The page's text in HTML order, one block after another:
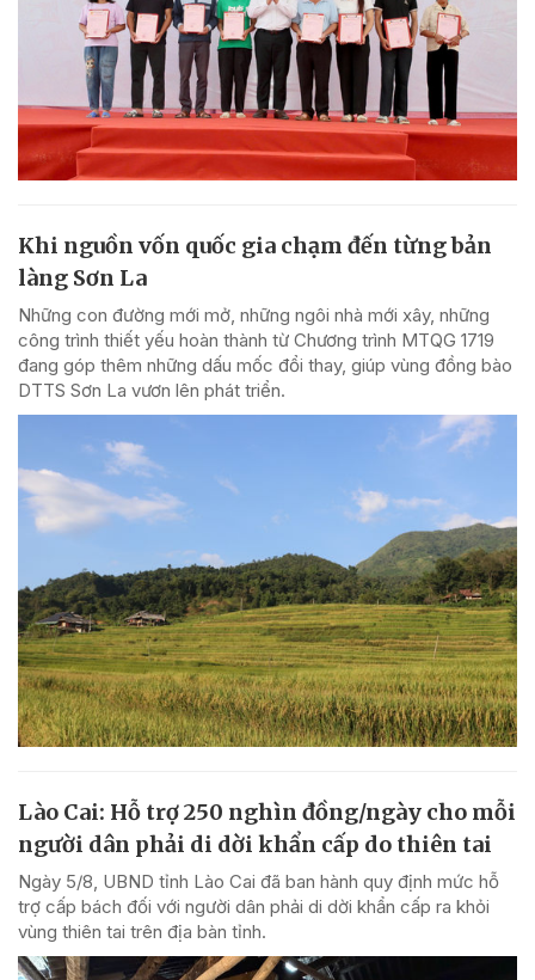
Khi nguồn vốn quốc gia chạm đến từng bản
làng Sơn La
Những con đường mới mở, những ngôi nhà mới xây, những
công trình thiết yếu hoàn thành từ Chương trình MTQG 1719
đang góp thêm những dấu mốc đổi thay, giúp vùng đồng bào
DTTS Sơn La vươn lên phát triển.
Lào Cai: Hỗ trợ 250 nghìn đồng/ngày cho mỗi
người dân phải di dời khẩn cấp do thiên tai
Ngày 5/8, UBND tỉnh Lào Cai đã ban hành quy định mức hỗ
trợ cấp bách đối với người dân phải di dời khẩn cấp ra khỏi
vùng thiên tai trên địa bàn tỉnh.